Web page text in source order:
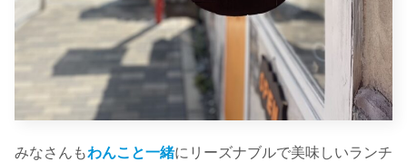
みなさんもわんこと一緒にリーズナブルで美味しいランチ